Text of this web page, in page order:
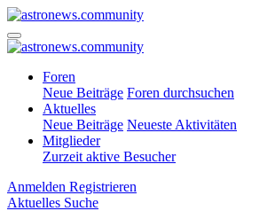
Foren
Neue Beiträge Foren durchsuchen
Aktuelles
Neue Beiträge Neueste Aktivitäten
Mitglieder
Zurzeit aktive Besucher
Anmelden Registrieren
Aktuelles Suche